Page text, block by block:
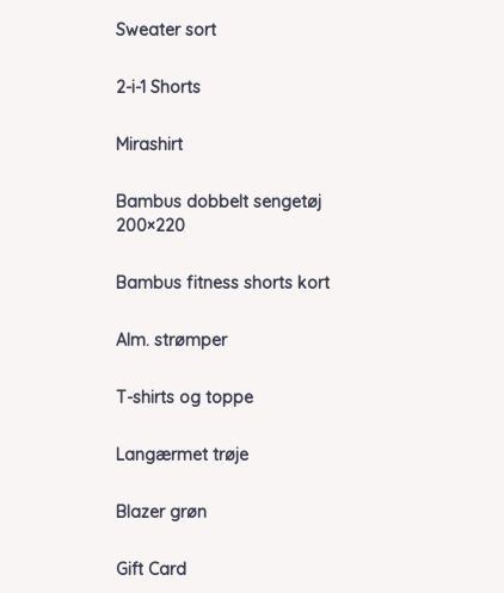
Sweater sort
2-i-1 Shorts
Mirashirt
Bambus dobbelt sengetøj
200×220
Bambus fitness shorts kort
Alm. strømper
T-shirts og toppe
Langærmet trøje
Blazer grøn
Gift Card